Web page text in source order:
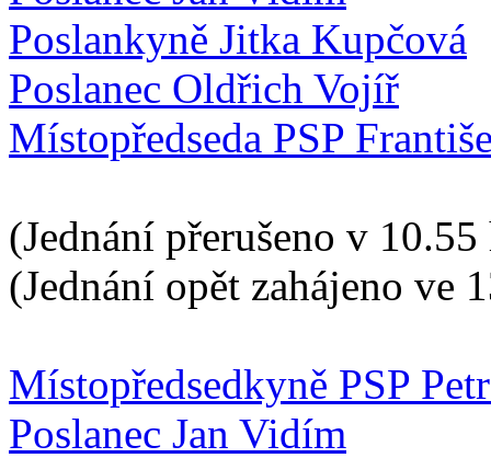
Poslankyně Jitka Kupčová
Poslanec Oldřich Vojíř
Místopředseda PSP
(Jednání přerušeno v
(Jednání opět zahájeno ve
Místopředsedkyně PSP
Poslanec Jan Vidím